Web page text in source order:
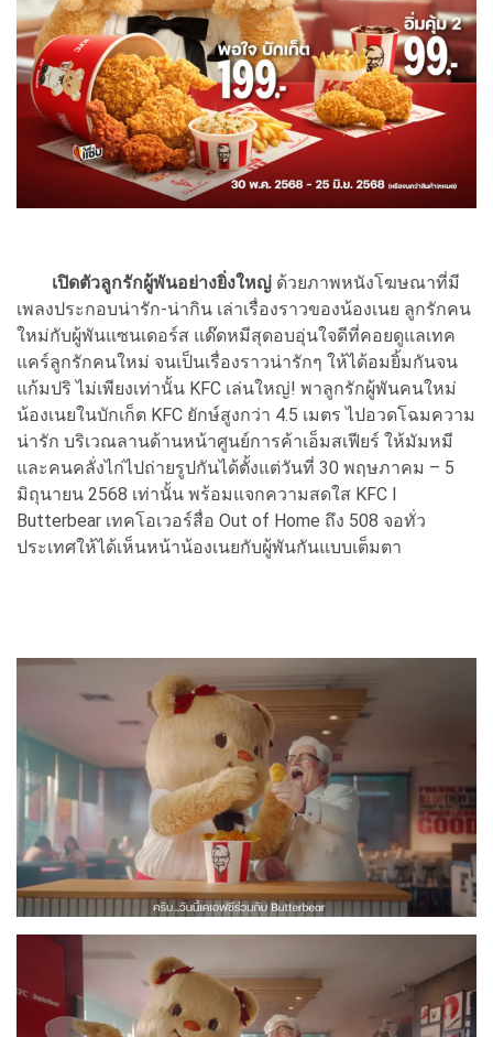
เปิดตัวลูกรักผู้พันอย่างยิ่งใหญ่ ด้วยภาพหนังโฆษณาที่มี
เพลงประกอบน่ารัก-น่ากิน เล่าเรื่องราวของน้องเนย ลูกรักคน
ใหม่กับผู้พันแซนเดอร์ส แด๊ดหมีสุดอบอุ่นใจดีที่คอยดูแลเทค
แคร์ลูกรักคนใหม่ จนเป็นเรื่องราวน่ารักๆ ให้ได้อมยิ้มกันจน
แก้มปริ ไม่เพียงเท่านั้น KFC เล่นใหญ่! พาลูกรักผู้พันคนใหม่
น้องเนยในบักเก็ต KFC ยักษ์สูงกว่า 4.5 เมตร ไปอวดโฉมความ
น่ารัก บริเวณลานด้านหน้าศูนย์การค้าเอ็มสเฟียร์ ให้มัมหมี
และคนคลั่งไก่ไปถ่ายรูปกันได้ตั้งแต่วันที่ 30 พฤษภาคม – 5
มิถุนายน 2568 เท่านั้น พร้อมแจกความสดใส KFC I
Butterbear เทคโอเวอร์สื่อ Out of Home ถึง 508 จอทั่ว
ประเทศให้ได้เห็นหน้าน้องเนยกับผู้พันกันแบบเต็มตา